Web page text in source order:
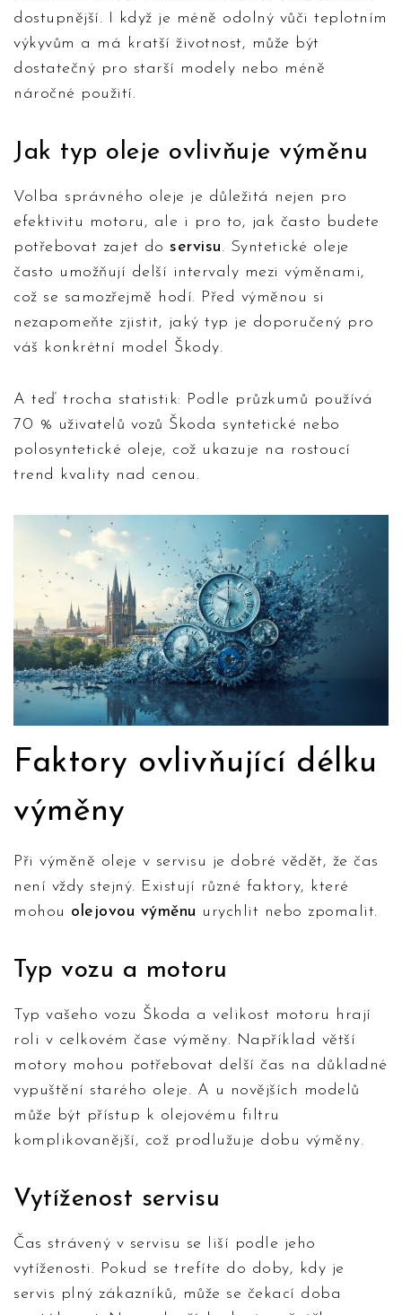
dostupnější. I když je méně odolný vůči teplotním
výkyvům a má kratší životnost, může být
dostatečný pro starší modely nebo méně
náročné použití.
Jak typ oleje ovlivňuje výměnu
Volba správného oleje je důležitá nejen pro
efektivitu motoru, ale i pro to, jak často budete
potřebovat zajet do servisu. Syntetické oleje
často umožňují delší intervaly mezi výměnami,
což se samozřejmě hodí. Před výměnou si
nezapomeňte zjistit, jaký typ je doporučený pro
váš konkrétní model Škody.
A teď trocha statistik: Podle průzkumů používá
70 % uživatelů vozů Škoda syntetické nebo
polosyntetické oleje, což ukazuje na rostoucí
trend kvality nad cenou.
Faktory ovlivňující délku
výměny
Při výměně oleje v servisu je dobré vědět, že čas
není vždy stejný. Existují různé faktory, které
mohou olejovou výměnu urychlit nebo zpomalit.
Typ vozu a motoru
Typ vašeho vozu Škoda a velikost motoru hrají
roli v celkovém čase výměny. Například větší
motory mohou potřebovat delší čas na důkladné
vypuštění starého oleje. A u novějších modelů
může být přístup k olejovému filtru
komplikovanější, což prodlužuje dobu výměny.
Vytíženost servisu
Čas strávený v servisu se liší podle jeho
vytíženosti. Pokud se trefíte do doby, kdy je
servis plný zákazníků, může se čekací doba